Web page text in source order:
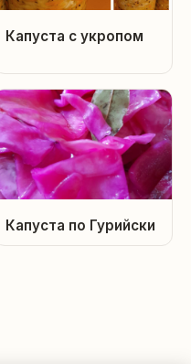
Капуста с укропом
Капуста по Гурийски